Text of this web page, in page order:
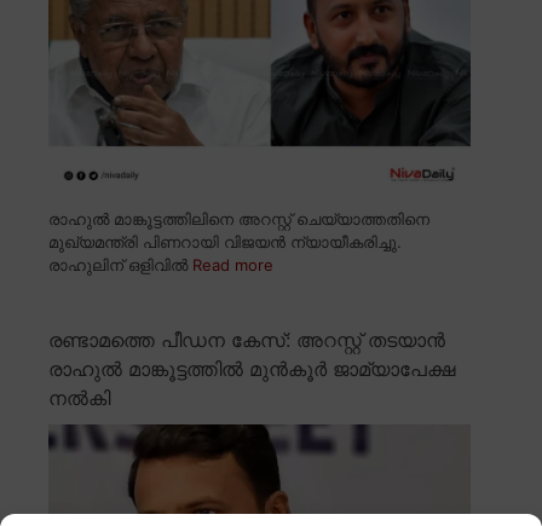
രാഹുൽ മാങ്കൂട്ടത്തിലിനെ അറസ്റ്റ് ചെയ്യാത്തതിനെ
മുഖ്യമന്ത്രി പിണറായി വിജയൻ ന്യായീകരിച്ചു.
രാഹുലിന് ഒളിവിൽ Read more
രണ്ടാമത്തെ പീഡന കേസ്: അറസ്റ്റ് തടയാൻ
രാഹുൽ മാങ്കൂട്ടത്തിൽ മുൻകൂർ ജാമ്യാപേക്ഷ
നൽകി